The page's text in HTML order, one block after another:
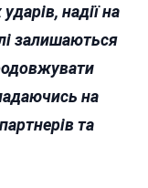
надії на
залишаються
на
та